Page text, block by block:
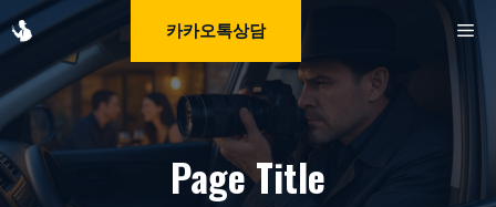
Skip
to
content
카카오톡상담
Page Title